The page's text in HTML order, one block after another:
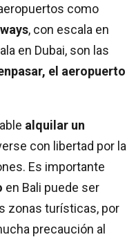
como
, con escala en
en Dubai, son las
el aeropuerto
alquilar un
con libertad por la
Es importante
en Bali puede ser
zonas turísticas, por
precaución al